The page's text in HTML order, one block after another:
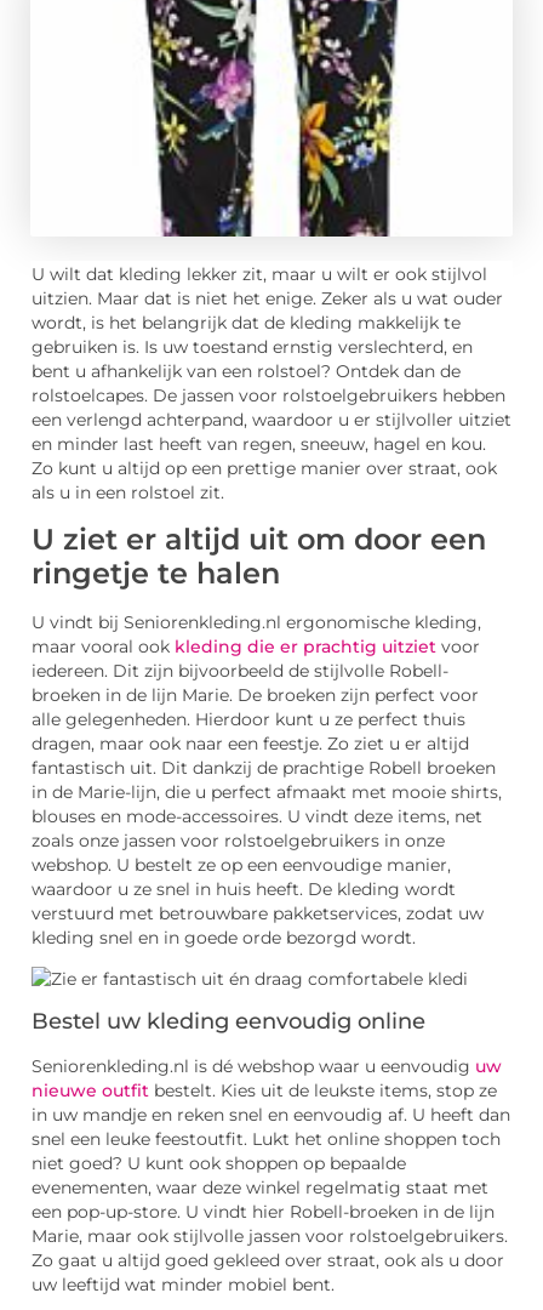
U wilt dat kleding lekker zit, maar u wilt er ook stijlvol
uitzien. Maar dat is niet het enige. Zeker als u wat ouder
wordt, is het belangrijk dat de kleding makkelijk te
gebruiken is. Is uw toestand ernstig verslechterd, en
bent u afhankelijk van een rolstoel? Ontdek dan de
rolstoelcapes. De jassen voor rolstoelgebruikers hebben
een verlengd achterpand, waardoor u er stijlvoller uitziet
en minder last heeft van regen, sneeuw, hagel en kou.
Zo kunt u altijd op een prettige manier over straat, ook
als u in een rolstoel zit.
U ziet er altijd uit om door een
ringetje te halen
U vindt bij Seniorenkleding.nl ergonomische kleding,
maar vooral ook kleding die er prachtig uitziet voor
iedereen. Dit zijn bijvoorbeeld de stijlvolle Robell-
broeken in de lijn Marie. De broeken zijn perfect voor
alle gelegenheden. Hierdoor kunt u ze perfect thuis
dragen, maar ook naar een feestje. Zo ziet u er altijd
fantastisch uit. Dit dankzij de prachtige Robell broeken
in de Marie-lijn, die u perfect afmaakt met mooie shirts,
blouses en mode-accessoires. U vindt deze items, net
zoals onze jassen voor rolstoelgebruikers in onze
webshop. U bestelt ze op een eenvoudige manier,
waardoor u ze snel in huis heeft. De kleding wordt
verstuurd met betrouwbare pakketservices, zodat uw
kleding snel en in goede orde bezorgd wordt.
Bestel uw kleding eenvoudig online
Seniorenkleding.nl is dé webshop waar u eenvoudig uw
nieuwe outfit bestelt. Kies uit de leukste items, stop ze
in uw mandje en reken snel en eenvoudig af. U heeft dan
snel een leuke feestoutfit. Lukt het online shoppen toch
niet goed? U kunt ook shoppen op bepaalde
evenementen, waar deze winkel regelmatig staat met
een pop-up-store. U vindt hier Robell-broeken in de lijn
Marie, maar ook stijlvolle jassen voor rolstoelgebruikers.
Zo gaat u altijd goed gekleed over straat, ook als u door
uw leeftijd wat minder mobiel bent.